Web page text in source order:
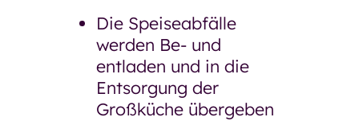
Die Speiseabfälle
werden Be- und
entladen und in die
Entsorgung der
Großküche übergeben